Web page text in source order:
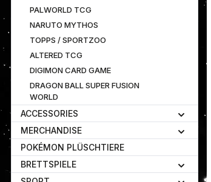
PALWORLD TCG
NARUTO MYTHOS
TOPPS / SPORTZOO
ALTERED TCG
DIGIMON CARD GAME
DRAGON BALL SUPER FUSION
WORLD
ACCESSORIES
MERCHANDISE
POKÉMON PLÜSCHTIERE
BRETTSPIELE